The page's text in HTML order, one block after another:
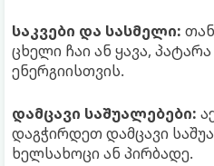
საკვები და სასმელი:
ცხელი ჩაი ან ყავა,
ენერგიისთვის.
დამცავი საშუალებები:
დაგჭირდეთ დამცავი
ხელსახოცი ან პირბადე.